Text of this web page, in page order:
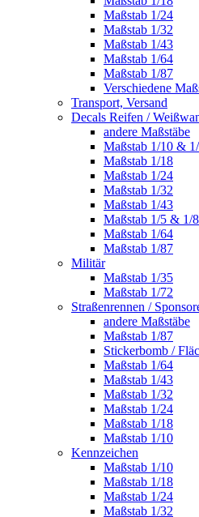
Maßstab 1/24
Maßstab 1/32
Maßstab 1/43
Maßstab 1/64
Maßstab 1/87
Verschiedene
Transport, Versand
Decals Reifen /
andere Maßstäbe
Maßstab 1/10 &
Maßstab 1/18
Maßstab 1/24
Maßstab 1/32
Maßstab 1/43
Maßstab 1/5 & 1/8
Maßstab 1/64
Maßstab 1/87
Militär
Maßstab 1/35
Maßstab 1/72
Straßenrennen /
andere Maßstäbe
Maßstab 1/87
Stickerbomb /
Maßstab 1/64
Maßstab 1/43
Maßstab 1/32
Maßstab 1/24
Maßstab 1/18
Maßstab 1/10
Kennzeichen
Maßstab 1/10
Maßstab 1/18
Maßstab 1/24
Maßstab 1/32